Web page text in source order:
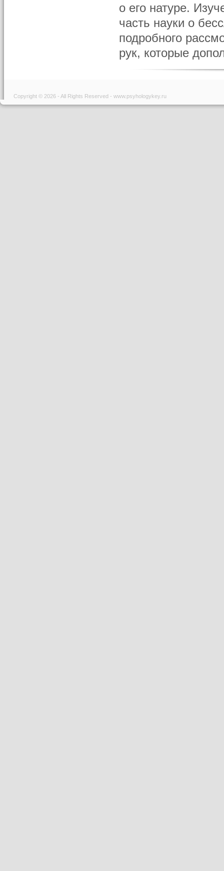
о его натуре.
часть науки о
подробного
рук, которые
Copyright © 2026 - All Rights Reserved - www.psyhologykey.ru